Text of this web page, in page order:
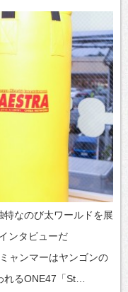
特なのび太ワールドを展
ンタビューだ
ャンマーはヤンゴンの
れるONE47「St…